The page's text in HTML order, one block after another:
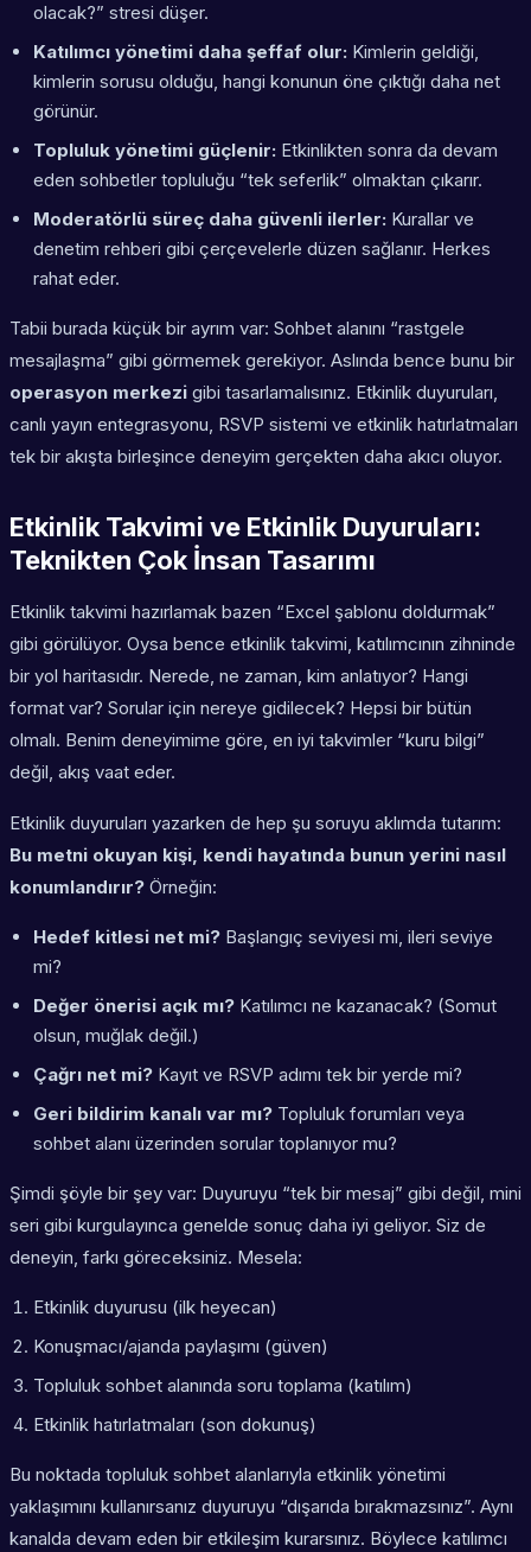
olacak?” stresi düşer.
Katılımcı yönetimi daha şeffaf olur: Kimlerin geldiği,
kimlerin sorusu olduğu, hangi konunun öne çıktığı daha net
görünür.
Topluluk yönetimi güçlenir: Etkinlikten sonra da devam
eden sohbetler topluluğu “tek seferlik” olmaktan çıkarır.
Moderatörlü süreç daha güvenli ilerler: Kurallar ve
denetim rehberi gibi çerçevelerle düzen sağlanır. Herkes
rahat eder.
Tabii burada küçük bir ayrım var: Sohbet alanını “rastgele
mesajlaşma” gibi görmemek gerekiyor. Aslında bence bunu bir
operasyon merkezi gibi tasarlamalısınız. Etkinlik duyuruları,
canlı yayın entegrasyonu, RSVP sistemi ve etkinlik hatırlatmaları
tek bir akışta birleşince deneyim gerçekten daha akıcı oluyor.
Etkinlik Takvimi ve Etkinlik Duyuruları:
Teknikten Çok İnsan Tasarımı
Etkinlik takvimi hazırlamak bazen “Excel şablonu doldurmak”
gibi görülüyor. Oysa bence etkinlik takvimi, katılımcının zihninde
bir yol haritasıdır. Nerede, ne zaman, kim anlatıyor? Hangi
format var? Sorular için nereye gidilecek? Hepsi bir bütün
olmalı. Benim deneyimime göre, en iyi takvimler “kuru bilgi”
değil, akış vaat eder.
Etkinlik duyuruları yazarken de hep şu soruyu aklımda tutarım:
Bu metni okuyan kişi, kendi hayatında bunun yerini nasıl
konumlandırır? Örneğin:
Hedef kitlesi net mi? Başlangıç seviyesi mi, ileri seviye
mi?
Değer önerisi açık mı? Katılımcı ne kazanacak? (Somut
olsun, muğlak değil.)
Çağrı net mi? Kayıt ve RSVP adımı tek bir yerde mi?
Geri bildirim kanalı var mı? Topluluk forumları veya
sohbet alanı üzerinden sorular toplanıyor mu?
Şimdi şöyle bir şey var: Duyuruyu “tek bir mesaj” gibi değil, mini
seri gibi kurgulayınca genelde sonuç daha iyi geliyor. Siz de
deneyin, farkı göreceksiniz. Mesela:
Etkinlik duyurusu (ilk heyecan)
Konuşmacı/ajanda paylaşımı (güven)
Topluluk sohbet alanında soru toplama (katılım)
Etkinlik hatırlatmaları (son dokunuş)
Bu noktada topluluk sohbet alanlarıyla etkinlik yönetimi
yaklaşımını kullanırsanız duyuruyu “dışarıda bırakmazsınız”. Aynı
kanalda devam eden bir etkileşim kurarsınız. Böylece katılımcı